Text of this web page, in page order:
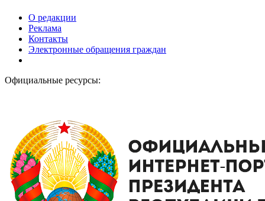
О редакции
Реклама
Контакты
Электронные обращения граждан
Официальные ресурсы: